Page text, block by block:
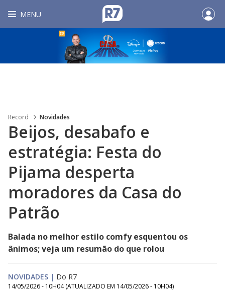
MENU
Record Novidades
Beijos, desabafo e
estratégia: Festa do
Pijama desperta
moradores da Casa do
Patrão
Balada no melhor estilo comfy esquentou os
ânimos; veja um resumão do que rolou
NOVIDADES | Do R7
14/05/2026 - 10H04 (ATUALIZADO EM 14/05/2026 - 10H04)